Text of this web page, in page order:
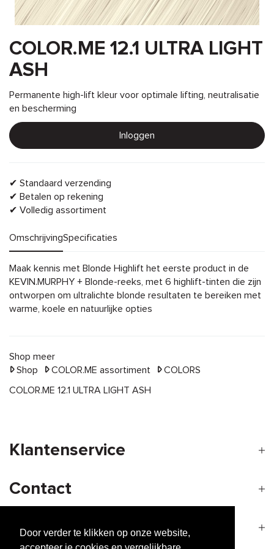
Door verder te klikken op onze website,
COLOR.ME 12.1 ULTRA LIGHT
ASH
Permanente high-lift kleur voor optimale lifting, neutralisatie
en bescherming
Inloggen
✔ Standaard verzending
✔ Betalen op rekening
✔ Volledig assortiment
OmschrijvingSpecificaties
Omschrijving
Maak kennis met Blonde Highlift het eerste product in de
KEVIN.MURPHY + Blonde-reeks, met 6 highlift-tinten die zijn
ontworpen om ultralichte blonde resultaten te bereiken met
warme, koele en natuurlijke opties
Shop meer
Shop
COLOR.ME assortiment COLORS
COLOR.ME 12.1 ULTRA LIGHT ASH
Klantenservice
Contact
Openingstijden